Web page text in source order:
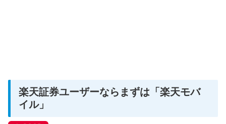
楽天証券ユーザーならまずは「楽天モバ
イル」